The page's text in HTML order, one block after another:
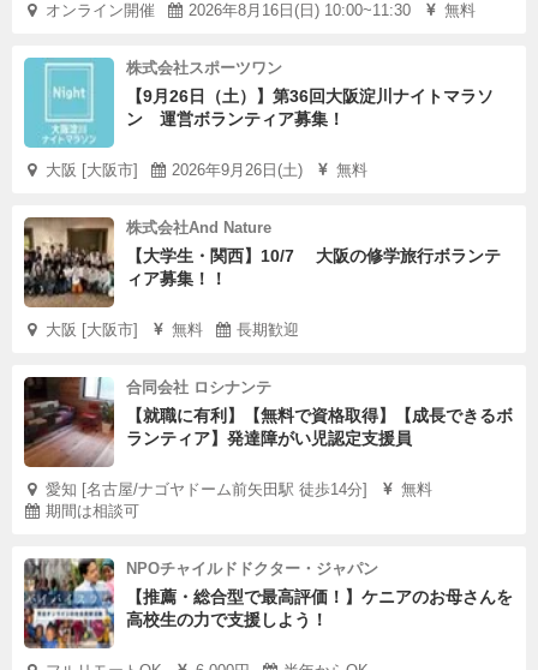
オンライン開催 2026年8月16日(日) 10:00~11:30 無料
株式会社スポーツワン
【9月26日（土）】第36回大阪淀川ナイトマラソ
ン 運営ボランティア募集！
大阪 [大阪市] 2026年9月26日(土) 無料
株式会社And Nature
【大学生・関西】10/7 大阪の修学旅行ボランテ
ィア募集！！
大阪 [大阪市] 無料 長期歓迎
合同会社 ロシナンテ
【就職に有利】【無料で資格取得】【成長できるボ
ランティア】発達障がい児認定支援員
愛知 [名古屋/ナゴヤドーム前矢田駅 徒歩14分]
無料
期間は相談可
NPOチャイルドドクター・ジャパン
【推薦・総合型で最高評価！】ケニアのお母さんを
高校生の力で支援しよう！